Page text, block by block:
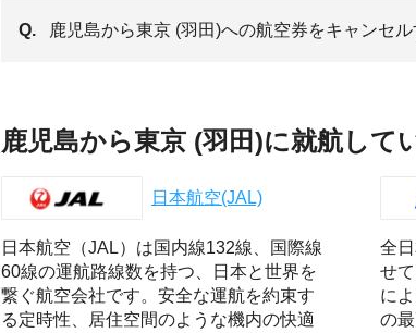
Q. 鹿児島から東京 (羽田)への航空券をキャンセ
鹿児島から東京 (羽田)に就航して
日本航空(JAL)
日本航空（JAL）は国内線132線、国際線
60線の運航路線数を持つ、日本と世界を
繋ぐ航空会社です。安全な運航を約束す
る定時性、居住空間のような機内の快適
全
せ
に
の